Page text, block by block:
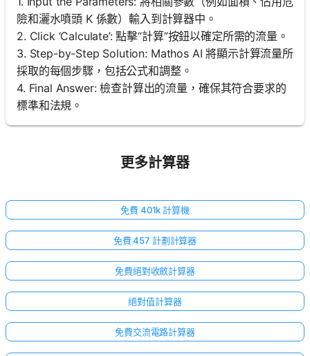
險和灑水噴頭 K 係數）輸入到計算器中。
2. Click ‘Calculate’: 點擊“計算”按鈕以確定所需的流量。
3. Step-by-Step Solution: Mathos AI 將顯示計算流量所
採取的每個步驟，包括公式和調整。
4. Final Answer: 檢查計算出的流量，確保其符合要求的
標準和法規。
更多計算器
免費 401k 計算機
免費 457 計劃計算器
免費絕對收斂計算器
絕對值計算器
免費交流電路計算器